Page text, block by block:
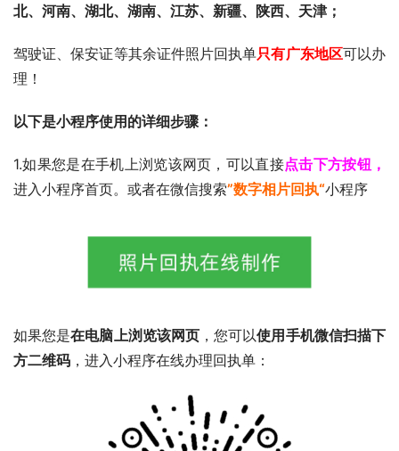
北、河南、湖北、湖南、江苏、新疆、陕西、天津；
驾驶证、保安证等其余证件照片回执单只有广东地区可以办
理！
以下是小程序使用的详细步骤：
1.如果您是在手机上浏览该网页，可以直接点击下方按钮，
进入小程序首页。或者在微信搜索”数字相片回执“小程序
如果您是在电脑上浏览该网页 ，您可以使用手机微信扫描下
方二维码 ，进入小程序在线办理回执单：